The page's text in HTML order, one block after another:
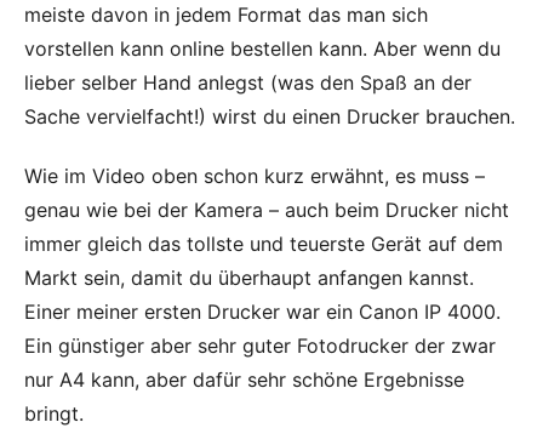
meiste davon in jedem Format das man sich
vorstellen kann online bestellen kann. Aber wenn du
lieber selber Hand anlegst (was den Spaß an der
Sache vervielfacht!) wirst du einen Drucker brauchen.
Wie im Video oben schon kurz erwähnt, es muss –
genau wie bei der Kamera – auch beim Drucker nicht
immer gleich das tollste und teuerste Gerät auf dem
Markt sein, damit du überhaupt anfangen kannst.
Einer meiner ersten Drucker war ein Canon IP 4000.
Ein günstiger aber sehr guter Fotodrucker der zwar
nur A4 kann, aber dafür sehr schöne Ergebnisse
bringt.